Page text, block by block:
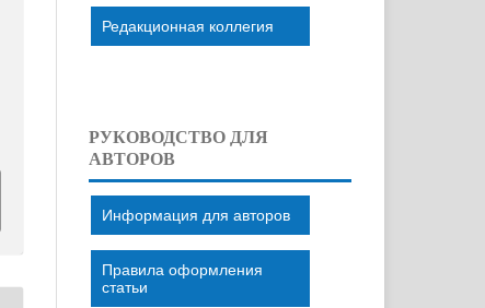
Редакционная коллегия
РУКОВОДСТВО ДЛЯ
АВТОРОВ
Информация для авторов
Правила оформления
статьи